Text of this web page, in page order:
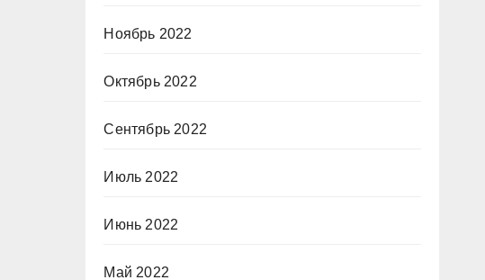
Ноябрь 2022
Октябрь 2022
Сентябрь 2022
Июль 2022
Июнь 2022
Май 2022